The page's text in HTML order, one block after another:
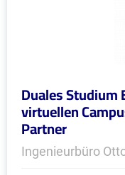
Duales Studium
virtuellen
Partner
Ingenieurbüro